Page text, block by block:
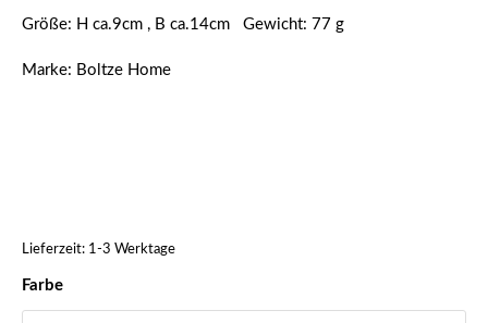
Größe: H ca.9cm , B ca.14cm Gewicht: 77 g
Marke: Boltze Home
Lieferzeit: 1-3 Werktage
Farbe